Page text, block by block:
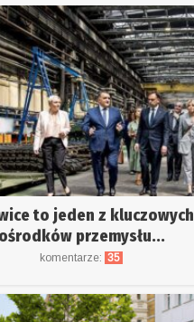
to jeden z kluczowych
ośrodków przemysłu...
komentarze: 35